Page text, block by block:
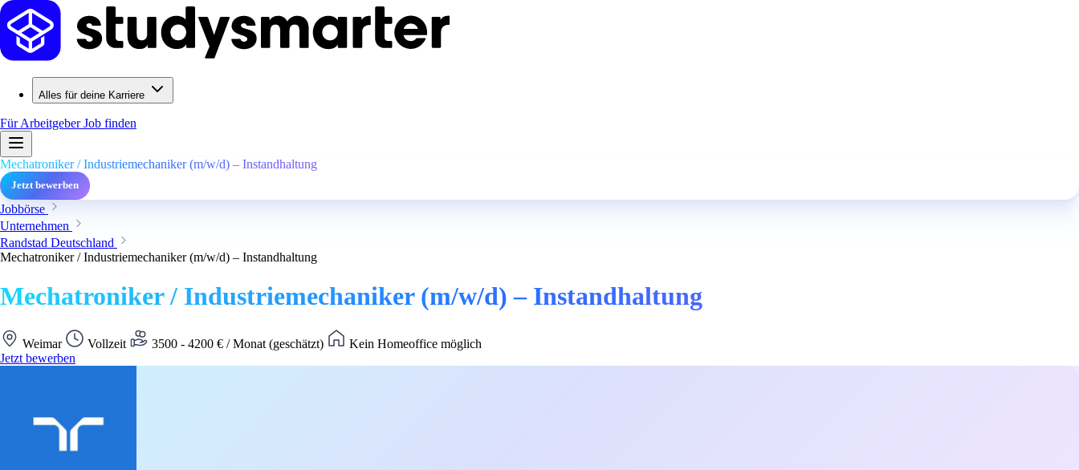
Alles für deine Karriere
Für ArbeitgeberJob finden
Mechatroniker / Industriemechaniker (m/w/d) – Instandhaltung
Jetzt bewerben
Jobbörse
Unternehmen
Randstad Deutschland
Mechatroniker / Industriemechaniker (m/w/d) – Instandhaltung
Mechatroniker / Industriemechaniker (m/w/d) – Instandhaltung
Weimar Vollzeit 3500 - 4200 € / Monat (geschätzt)
Kein Homeoffice möglich
Jetzt bewerben